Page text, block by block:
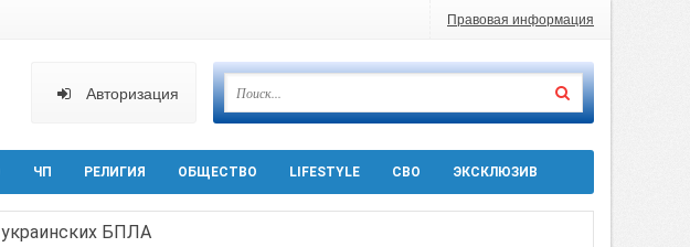
Правовая информация
Авторизация
ЧП РЕЛИГИЯ ОБЩЕСТВО LIFESTYLE СВО ЭКСКЛЮЗИВ
украинских БПЛА